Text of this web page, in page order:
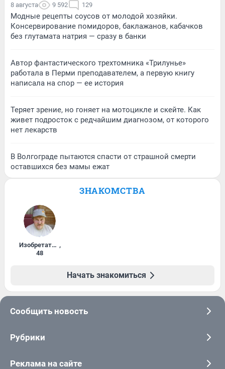
8 августа 9 592 129
Модные рецепты соусов от молодой хозяйки.
Консервирование помидоров, баклажанов, кабачков
без глутамата натрия — сразу в банки
Автор фантастического трехтомника «Трилунье»
работала в Перми преподавателем, а первую книгу
написала на спор — ее история
Теряет зрение, но гоняет на мотоцикле и скейте. Как
живет подросток с редчайшим диагнозом, от которого
нет лекарств
В Волгограде пытаются спасти от страшной смерти
оставшихся без мамы ежат
ЗНАКОМСТВА
Изобретатель ,
48
Начать знакомиться
Сообщить новость
Рубрики
Реклама на сайте